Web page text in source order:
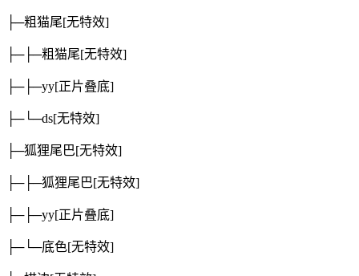
├─粗猫尾[无特效]
├─├─粗猫尾[无特效]
├─├─yy[正片叠底]
├─└─ds[无特效]
├─狐狸尾巴[无特效]
├─├─狐狸尾巴[无特效]
├─├─yy[正片叠底]
├─└─底色[无特效]